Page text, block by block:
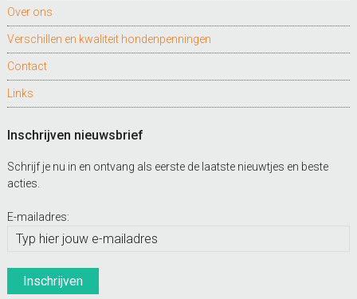
Over ons
Verschillen en kwaliteit hondenpenningen
Contact
Links
Inschrijven nieuwsbrief
Schrijf je nu in en ontvang als eerste de laatste nieuwtjes en beste
acties.
E-mailadres: